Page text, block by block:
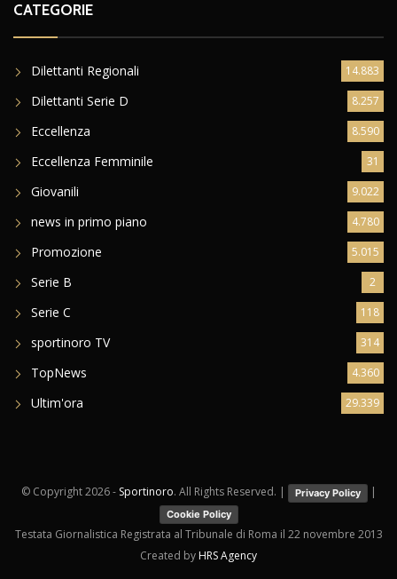
CATEGORIE
Dilettanti Regionali 14.883
Dilettanti Serie D 8.257
Eccellenza 8.590
Eccellenza Femminile 31
Giovanili 9.022
news in primo piano 4.780
Promozione 5.015
Serie B 2
Serie C 118
sportinoro TV 314
TopNews 4.360
Ultim'ora 29.339
© Copyright2026 - Sportinoro. All Rights Reserved. | Privacy Policy |
Cookie Policy
Testata Giornalistica Registrata al Tribunale di Roma il 22 novembre 2013
Created by HRS Agency